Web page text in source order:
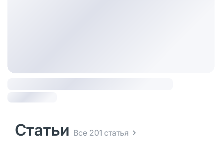
Статьи Все 201 статья